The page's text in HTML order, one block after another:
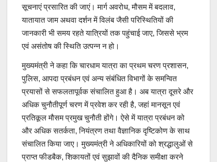
सूचनाएं प्रसारित की जाएं। मार्ग अवरोध, मौसम में बदलाव,
यातायात जाम अथवा दर्शन में विलंब जैसी परिस्थितियों की
जानकारी भी समय रहते यात्रियों तक पहुंचाई जाए, जिससे भ्रम
एवं असंतोष की स्थिति उत्पन्न न हो।
मुख्यमंत्री ने कहा कि चारधाम यात्रा का प्रथम चरण प्रशासन,
पुलिस, आपदा प्रबंधन एवं अन्य संबंधित विभागों के समन्वित
प्रयासों से सफलतापूर्वक संचालित हुआ है। अब यात्रा दूसरे और
अधिक चुनौतीपूर्ण चरण में प्रवेश कर रही है, जहां मानसून एवं
प्रतिकूल मौसम प्रमुख चुनौती होंगे। ऐसे में यात्रा प्रबंधन को
और अधिक सतर्कता, नियंत्रण तथा वैज्ञानिक दृष्टिकोण के साथ
संचालित किया जाए। मुख्यमंत्री ने अधिकारियों को श्रद्धालुओं से
प्राप्त फीडबैक, शिकायतों एवं सुझावों की दैनिक समीक्षा करने